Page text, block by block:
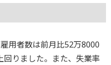
用者数は前月比52万8000
りました。また、失業率